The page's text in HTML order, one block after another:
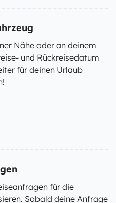
Nähe oder an deinem
und Rückreisedatum
für deinen Urlaub
für die
Sobald deine Anfrage